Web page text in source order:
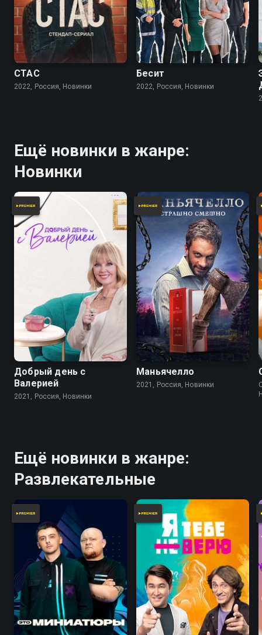
СТАС
2022, Россия, Новинки
Бесит
2022, Россия, Новинки
Ещё новинки в жанре:
Новинки
Добрый день с
Валерией
2021, Россия, Новинки
Маньячелло
2021, Россия, Новинки
Ещё новинки в жанре:
Развлекательные